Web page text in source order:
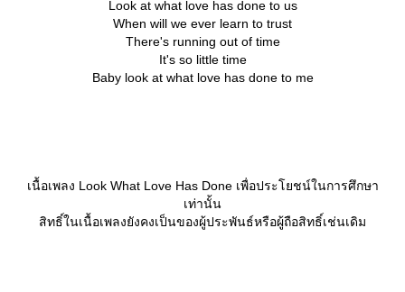
Look at what love has done to us
When will we ever learn to trust
There's running out of time
It's so little time
Baby look at what love has done to me
เนื้อเพลง Look What Love Has Done เพื่อประโยชน์ในการศึกษา
เท่านั้น
สิทธิ์ในเนื้อเพลงยังคงเป็นของผู้ประพันธ์หรือผู้ถือสิทธิ์เช่นเดิม